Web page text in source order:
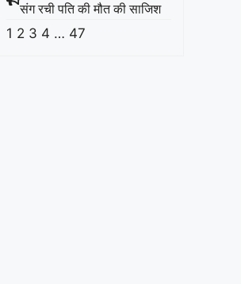
संग रची पति की मौत की साजिश
1 2 3 4 … 47